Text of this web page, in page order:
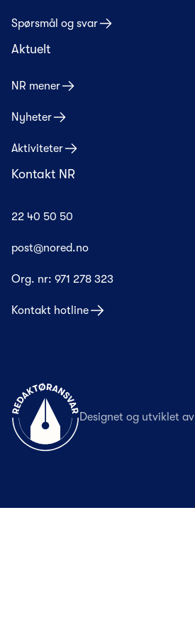
Spørsmål og svar
Aktuelt
NR mener
Nyheter
Aktiviteter
Kontakt NR
22 40 50 50
post@nored.no
Org. nr: 971 278 323
Kontakt hotline
Til forsiden
Designet og utviklet av